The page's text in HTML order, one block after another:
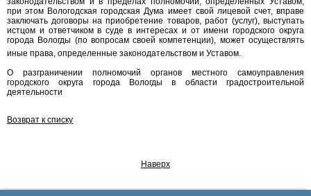
при этом Вологодская городская Дума имеет свой лицевой счет, вправе
заключать договоры на приобретение товаров, работ (услуг), выступать
истцом и ответчиком в суде в интересах и от имени городского округа
города Вологды (по вопросам своей компетенции), может осуществлять
иные права, определенные законодательством и Уставом.
О разграничении полномочий органов местного самоуправления
городского округа города Вологды в области градостроительной
деятельности
Возврат к списку
Наверх